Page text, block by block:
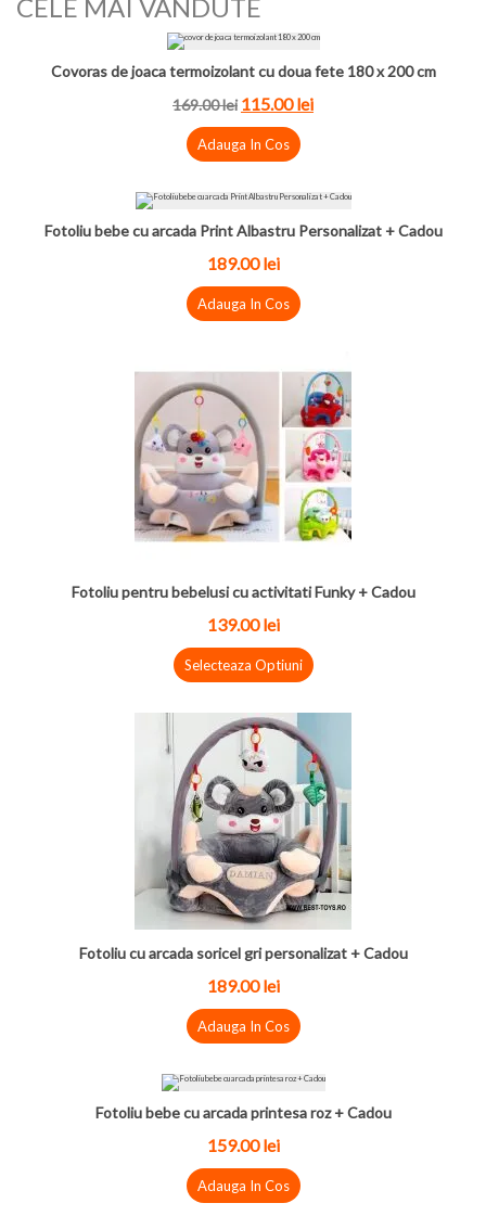
CELE MAI VANDUTE
Covoras de joaca termoizolant cu doua fete 180 x 200 cm
169.00lei 115.00lei
Adauga In Cos
Fotoliu bebe cu arcada Print Albastru Personalizat + Cadou
189.00lei
Adauga In Cos
Fotoliu pentru bebelusi cu activitati Funky + Cadou
139.00lei
Selecteaza Optiuni
Fotoliu cu arcada soricel gri personalizat + Cadou
189.00lei
Adauga In Cos
Fotoliu bebe cu arcada printesa roz + Cadou
159.00lei
Adauga In Cos